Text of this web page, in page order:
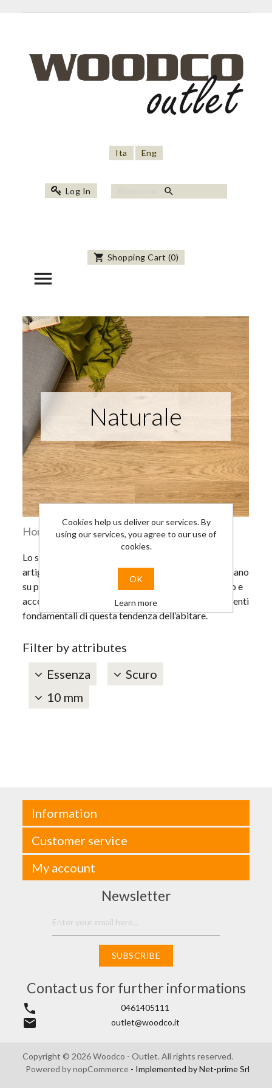
Ita Eng
Log In search
Shopping Cart (0)
shopping_cart
menu
Naturale
Home Ispirazioni Naturale
Lo stile naturale è uno stile autentico, fatto di
artigianalità e lavorazioni manuali. Tappeti fatti a mano
su pavimenti segnati dal tempo, pezzi d’antiquariato e
accessori dai materiali caldi e naturali sono gli elementi
fondamentali di questa tendenza dell’abitare.
Filter by attributes
Essenza
Scuro
10 mm
Information
Customer service
My account
Newsletter
SUBSCRIBE
Contact us for further informations
phone 0461405111
email outlet@woodco.it
Copyright © 2026 Woodco - Outlet. All rights reserved.
Powered bynopCommerce - Implemented byNet-prime Srl
Cookies help us deliver our services. By
using our services, you agree to our use of
cookies.
OK
Learn more